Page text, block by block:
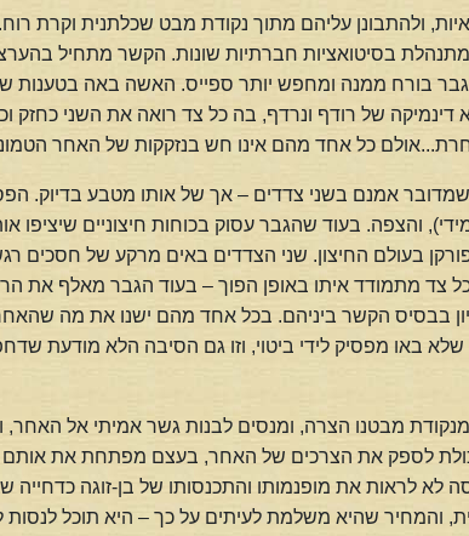
ולהתבונן עליהם מתוך נקודת מבט שכלתנית וקרת
בסיטואציות חברתיות שונות. הקשר מתחיל
בורח ממנה ומחפש יותר ספייס. האשה באה בטענות
של רודף ונרדף, בה כל צד רואה את השני כחזק
כל אחד מהם אינו חש בנזקקות של האחר
אמנם בשני צדדים – אך של אותו מטבע בדיוק.
והצפה. בעוד שהגבר עסוק בכוחות חיצוניים שיציפו
בעולם החיצון. שני הצדדים באים מרקע של חסכים
צד מתמודד איתו באופן הפוך – בעוד הגבר מאלף את
בבסיס הקשר ביניהם. בכל אחד מהם ישנו את מה
באו מפסיק לידי ביטוי, וזו גם הסיבה הלא מודעת
מבטנו הצרה, ומנסים לבנות גשר אמיתי אל
לספק את הצרכים של האחר, בעצם מפתחת את אותם
לראות את מופנמותו והתכנסותו של בן-זוגה כדחייה
שהיא משלמת לעיתים על כך – היא תוכל לנסות